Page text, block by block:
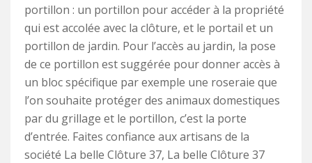
portillon : un portillon pour accéder à la propriété
qui est accolée avec la clôture, et le portail et un
portillon de jardin. Pour l’accès au jardin, la pose
de ce portillon est suggérée pour donner accès à
un bloc spécifique par exemple une roseraie que
l’on souhaite protéger des animaux domestiques
par du grillage et le portillon, c’est la porte
d’entrée. Faites confiance aux artisans de la
société La belle Clôture 37, La belle Clôture 37